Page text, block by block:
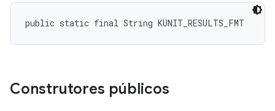
public static final String KUNIT_RESULTS_FMT
Construtores públicos